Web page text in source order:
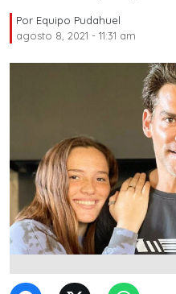
Por Equipo Pudahuel
agosto 8, 2021 - 11:31 am